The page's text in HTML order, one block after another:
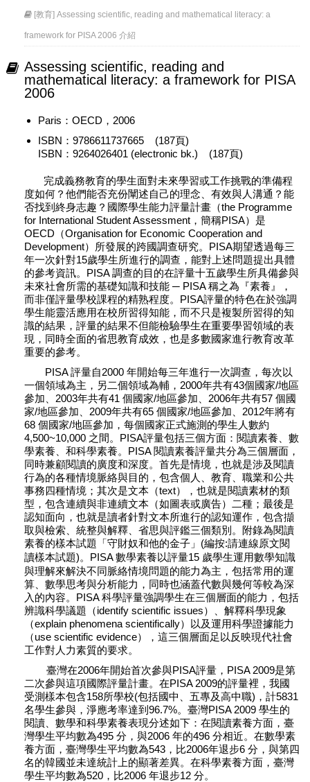
[教育] Assessing scientific, reading and mathematical literacy: a
framework for PISA 2006 介紹
Assessing scientific, reading and
mathematical literacy: a framework for PISA
2006
Paris：OECD，2006
ISBN：9786611737665 (187頁)
ISBN：9264026401 (electronic bk.) (187頁)
完成義務教育的學生面對未來學習或工作挑戰的準備程
度如何？他們能否充份闡述自己的理念、有效與人溝通？能
否找到終身志趣？國際學生能力評量計畫（the Programme
for International Student Assessment，簡稱PISA）是
OECD（Organisation for Economic Cooperation and
Development）所發展的跨國調查研究。PISA期望透過每三
年一次針對15歲學生所進行的調查，能對上述問題提出具體
的參考資訊。PISA 調查的目的在評量十五歲學生所具備參與
未來社會所需的基礎知識和技能 ─ PISA 稱之為『素養』，
而非僅評量學校課程的精熟程度。PISA評量的特色在於強調
學生能靈活應用在校所習得知能，而不只是複製所習得的知
識的結果，評量的結果不但能檢驗學生在重要學習領域的表
現，同時全面的省思教育成效，也是多數國家進行教育改革
重要的參考。
PISA 評量自2000 年開始每三年進行一次調查，每次以
一個領域為主，另二個領域為輔，2000年共有43個國家/地區
參加、2003年共有41 個國家/地區參加、2006年共有57 個國
家/地區參加、2009年共有65 個國家/地區參加、2012年將有
68 個國家/地區參加，每個國家正式施測的學生人數約
4,500~10,000 之間。PISA評量包括三個方面：閱讀素養、數
學素養、和科學素養。PISA 閱讀素養評量共分為三個層面，
同時兼顧閱讀的廣度和深度。首先是情境，也就是涉及閱讀
行為的各種情境脈絡與目的，包含個人、教育、職業和公共
事務四種情境；其次是文本（text），也就是閱讀素材的類
型，包含連續與非連續文本（如圖表或廣告）二種；最後是
認知面向，也就是讀者針對文本所進行的認知運作，包含擷
取與檢索、統整與解釋、省思與評鑑三個類別。附錄為閱讀
素養的樣本試題「守財奴和他的金子」 (編按:請連線原文閱
讀樣本試題)。PISA 數學素養以評量15 歲學生運用數學知識
與理解來解決不同脈絡情境問題的能力為主，包括常用的運
算、數學思考與分析能力，同時也涵蓋代數與幾何等較為深
入的內容。PISA 科學評量強調學生在三個層面的能力，包括
辨識科學議題（identify scientific issues）、解釋科學現象
（explain phenomena scientifically）以及運用科學證據能力
（use scientific evidence），這三個層面足以反映現代社會
工作對人力素質的要求。
臺灣在2006年開始首次參與PISA評量，PISA 2009是第
二次參與這項國際評量計畫。在PISA 2009的評量裡，我國
受測樣本包含158所學校(包括國中、五專及高中職)，計5831
名學生參與，淨應考率達到96.7%。臺灣PISA 2009 學生的
閱讀、數學和科學素養表現分述如下：在閱讀素養方面，臺
灣學生平均數為495 分，與2006 年的496 分相近。在數學素
養方面，臺灣學生平均數為543，比2006年退步6 分，與第四
名的韓國並未達統計上的顯著差異。在科學素養方面，臺灣
學生平均數為520，比2006 年退步12 分。